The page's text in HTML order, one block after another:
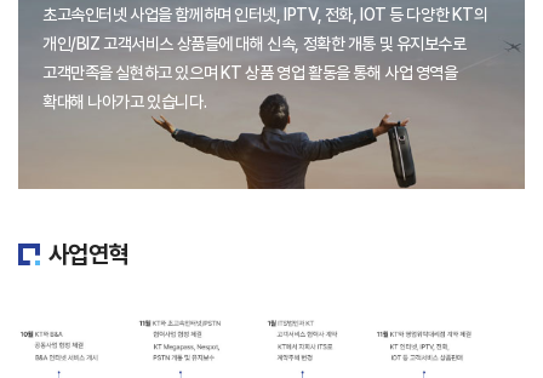
초고속인터넷 사업을 함께하며 인터넷, IPTV, 전화, IOT 등 다양한 KT의
개인/BIZ 고객서비스 상품들에 대해 신속, 정확한 개통 및 유지보수로
고객만족을 실현하고 있으며 KT 상품 영업 활동을 통해 사업 영역을
확대해 나아가고 있습니다.
사업연혁